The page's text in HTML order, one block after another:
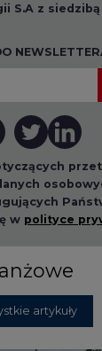
S.A z
w polityce
artykuły